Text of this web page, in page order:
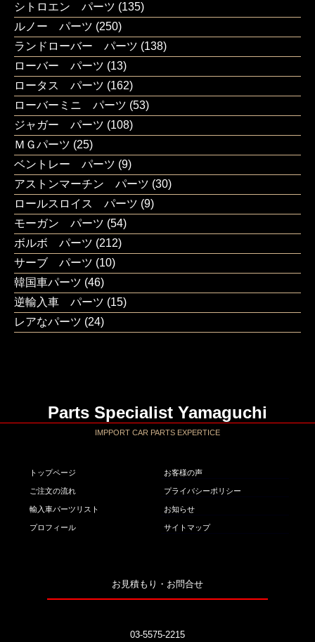
シトロエン パーツ (135)
ルノー パーツ (250)
ランドローバー パーツ (138)
ローバー パーツ (13)
ロータス パーツ (162)
ローバーミニ パーツ (53)
ジャガー パーツ (108)
ＭＧパーツ (25)
ベントレー パーツ (9)
アストンマーチン パーツ (30)
ロールスロイス パーツ (9)
モーガン パーツ (54)
ボルボ パーツ (212)
サーブ パーツ (10)
韓国車パーツ (46)
逆輸入車 パーツ (15)
レアなパーツ (24)
Parts Specialist Yamaguchi
IMPPORT CAR PARTS EXPERTICE
トップページ
ご注文の流れ
輸入車パーツリスト
プロフィール
お客様の声
プライバシーポリシー
お知らせ
サイトマップ
お見積もり・お問合せ
03-5575-2215